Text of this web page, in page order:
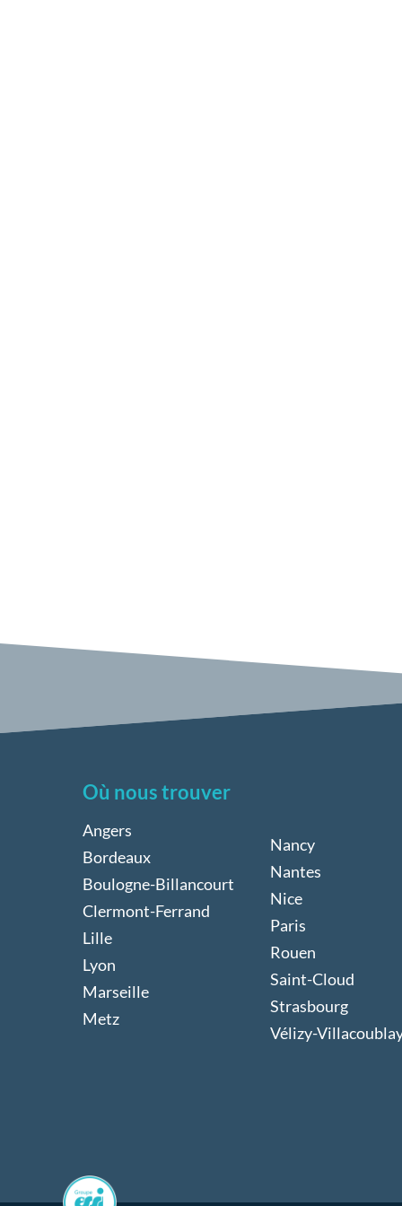
Où nous trouver
Angers
Bordeaux
Boulogne-Billancourt
Clermont-Ferrand
Lille
Lyon
Marseille
Metz
Nancy
Nantes
Nice
Paris
Rouen
Saint-Cloud
Strasbourg
Vélizy-